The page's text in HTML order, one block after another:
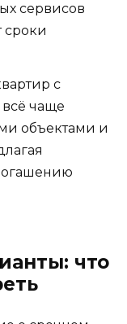
сервисов
сроки
с
чаще
объектами и
что